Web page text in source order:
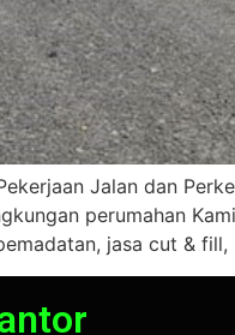
Jalan dan
perumahan
jasa cut &